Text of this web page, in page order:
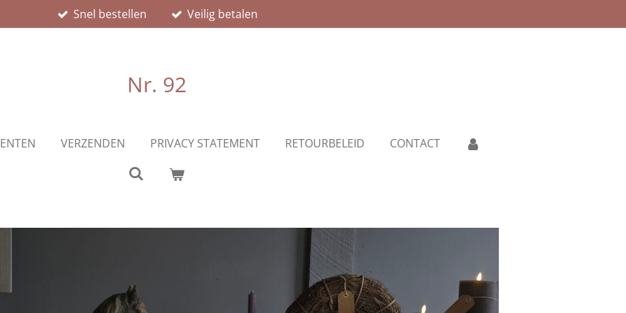
Snel bestellen Veilig betalen
Nr. 92
VERZENDEN PRIVACY STATEMENT RETOURBELEID CONTACT